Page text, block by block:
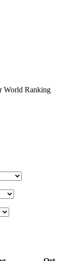
World Ranking